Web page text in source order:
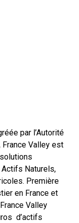
par l’Autorité
Valley est
Naturels,
Première
en France et
Valley
d’actifs